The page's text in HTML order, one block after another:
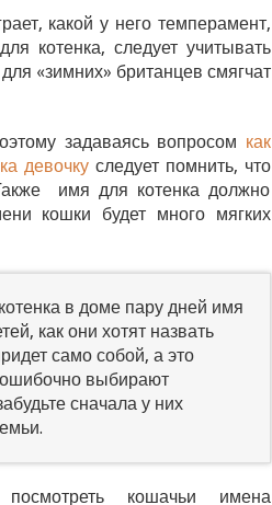
какой у него темперамент,
котенка, следует учитывать
«зимних» британцев смягчат
задаваясь вопросом как
девочкуследует помнить, что
имя для котенка должно
кошки будет много мягких
в доме пару дней имя
как они хотят назвать
само собой, а это
выбирают
сначала у них
кошачьи имена